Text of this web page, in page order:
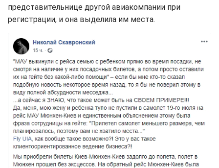
представительнице другой авиакомпании при
регистрации, и она выделила им места.